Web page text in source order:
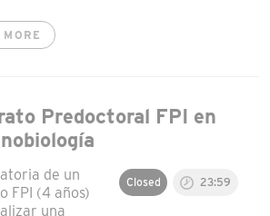
Predoctoral FPI en
de un
FPI (4 años)
una
Closed 23:59